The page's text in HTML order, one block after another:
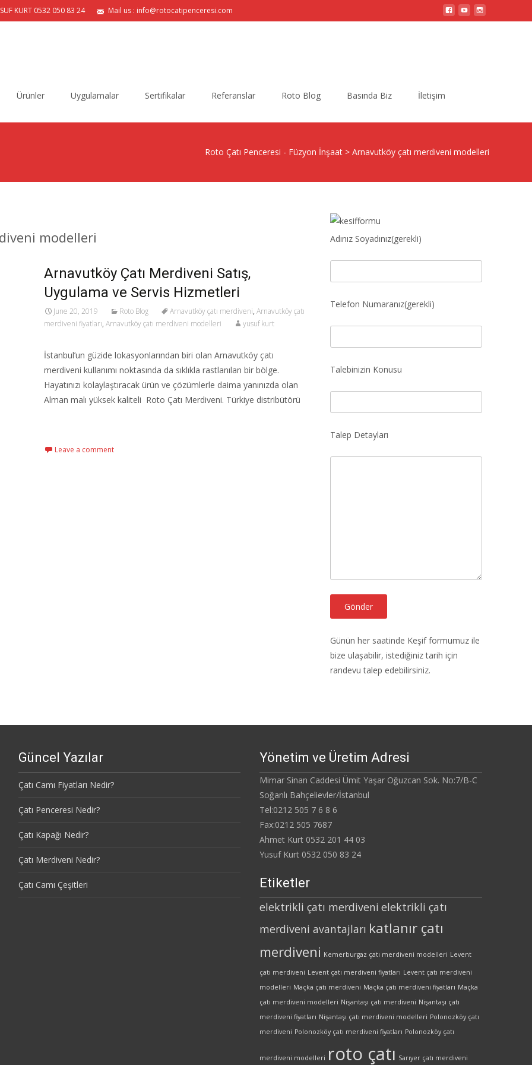
KURT 0532 050 83 24 Mail us : info@rotocatipenceresi.com
Ürünler Uygulamalar Sertifikalar Referanslar Roto Blog Basında Biz İletişim
Roto Çatı Penceresi - Füzyon İnşaat > Arnavutköy çatı merdiveni modelleri
modelleri
Arnavutköy Çatı Merdiveni Satış,
Uygulama ve Servis Hizmetleri
June 20, 2019 Roto Blog Arnavutköy çatı merdiveni, Arnavutköy çatı
merdiveni fiyatları, Arnavutköy çatı merdiveni modelleri yusuf kurt
İstanbul’un güzide lokasyonlarından biri olan Arnavutköy çatı
merdiveni kullanımı noktasında da sıklıkla rastlanılan bir bölge.
Hayatınızı kolaylaştıracak ürün ve çözümlerle daima yanınızda olan
Alman malı yüksek kaliteli Roto Çatı Merdiveni. Türkiye distribütörü
Leave a comment
Adınız Soyadınız(gerekli)
Telefon Numaranız(gerekli)
Talebinizin Konusu
Talep Detayları
Günün her saatinde Keşif formumuz ile
bize ulaşabilir, istediğiniz tarih için
randevu talep edebilirsiniz.
Güncel Yazılar
Çatı Camı Fiyatları Nedir?
Çatı Penceresi Nedir?
Çatı Kapağı Nedir?
Çatı Merdiveni Nedir?
Çatı Camı Çeşitleri
Yönetim ve Üretim Adresi
Mimar Sinan Caddesi Ümit Yaşar Oğuzcan Sok. No:7/B-C
Soğanlı Bahçelievler/İstanbul
Tel:0212 505 7 6 8 6
Fax:0212 505 7687
Ahmet Kurt 0532 201 44 03
Yusuf Kurt 0532 050 83 24
Etiketler
elektrikli çatı merdiveni elektrikli çatı
merdiveni avantajları katlanır çatı
merdiveni Kemerburgaz çatı merdiveni modelleri Levent
çatı merdiveni Levent çatı merdiveni fiyatları Levent çatı merdiveni
modelleri Maçka çatı merdiveni Maçka çatı merdiveni fiyatları Maçka
çatı merdiveni modelleri Nişantaşı çatı merdiveni Nişantaşı çatı
merdiveni fiyatları Nişantaşı çatı merdiveni modelleri Polonozköy çatı
merdiveni Polonozköy çatı merdiveni fiyatları Polonozköy çatı
merdiveni modelleri roto çatı Sarıyer çatı merdiveni